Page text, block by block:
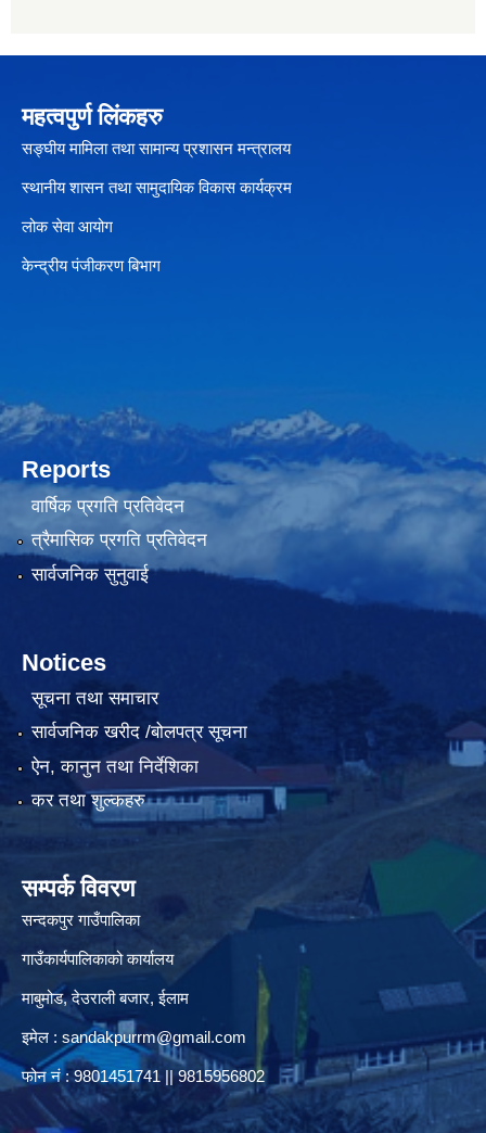
महत्वपुर्ण लिंकहरु
सङ्घीय मामिला तथा सामान्य प्रशासन मन्त्रालय
स्थानीय शासन तथा सामुदायिक विकास कार्यक्रम
लोक सेवा आयोग
केन्द्रीय पंजीकरण बिभाग
Reports
वार्षिक प्रगति प्रतिवेदन
त्रैमासिक प्रगति प्रतिवेदन
सार्वजनिक सुनुवाई
Notices
सूचना तथा समाचार
सार्वजनिक खरीद /बोलपत्र सूचना
ऐन, कानुन तथा निर्देशिका
कर तथा शुल्कहरु
सम्पर्क विवरण
सन्दकपुर गाउँपालिका
गाउँकार्यपालिकाको कार्यालय
माबुमोड, देउराली बजार, ईलाम
इमेल : sandakpurrm@gmail.com
फोन नं : 9801451741 || 9815956802